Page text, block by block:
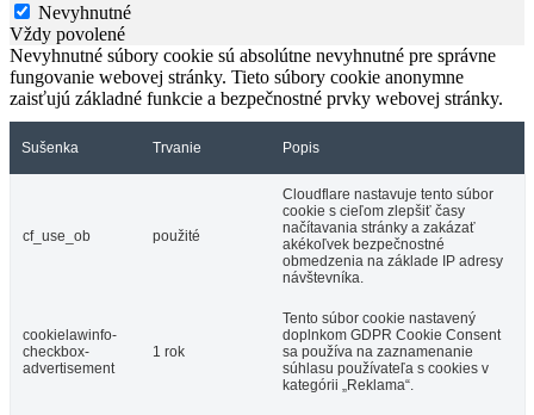
Nevyhnutné
Vždy povolené
Nevyhnutné súbory cookie sú absolútne nevyhnutné pre správne
fungovanie webovej stránky. Tieto súbory cookie anonymne
zaisťujú základné funkcie a bezpečnostné prvky webovej stránky.
Sušenka Trvanie Popis
cf_use_ob použité
Cloudflare nastavuje tento súbor
cookie s cieľom zlepšiť časy
načítavania stránky a zakázať
akékoľvek bezpečnostné
obmedzenia na základe IP adresy
návštevníka.
cookielawinfo-
checkbox-
advertisement
1 rok
Tento súbor cookie nastavený
doplnkom GDPR Cookie Consent
sa používa na zaznamenanie
súhlasu používateľa s cookies v
kategórii „Reklama“.